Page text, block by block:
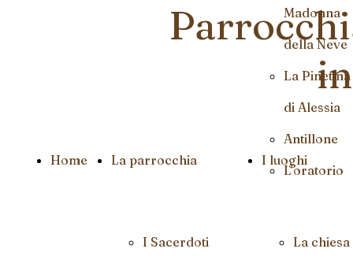
Madonna
della Neve
La Pinetina
di Alessia
Antillone
L'oratorio
Home La parrocchia
I Sacerdoti
I luoghi
La chiesa